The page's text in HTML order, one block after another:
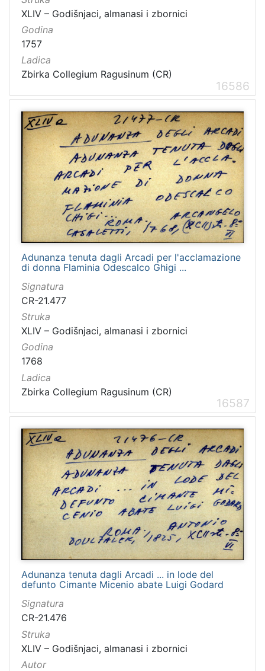
XLIV – Godišnjaci, almanasi i zbornici
Godina
1757
Ladica
Zbirka Collegium Ragusinum (CR)
16586
Adunanza tenuta dagli Arcadi per l'acclamazione
di donna Flaminia Odescalco Ghigi ...
Signatura
CR-21.477
Struka
XLIV – Godišnjaci, almanasi i zbornici
Godina
1768
Ladica
Zbirka Collegium Ragusinum (CR)
16587
Adunanza tenuta dagli Arcadi ... in lode del
defunto Cimante Micenio abate Luigi Godard
Signatura
CR-21.476
Struka
XLIV – Godišnjaci, almanasi i zbornici
Autor